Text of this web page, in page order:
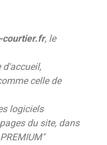
courtier.fr, le
d'accueil,
celle de
logiciels
du site, dans